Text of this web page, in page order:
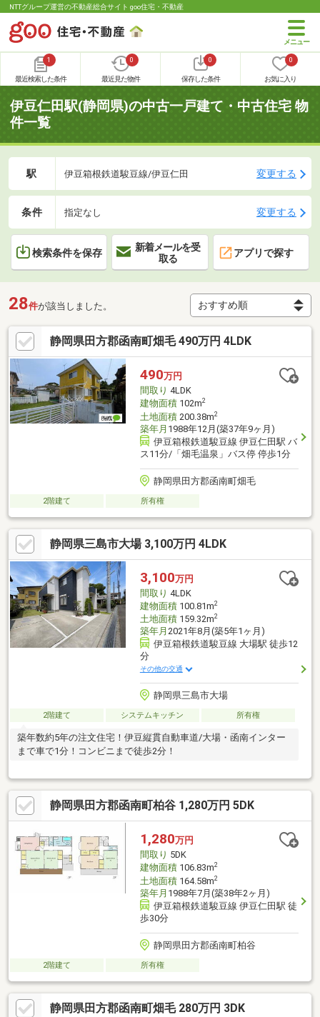
NTTグループ運営の不動産総合サイト goo住宅・不動産
1
最近検索した条件
0
最近見た物件
0
保存した条件
0
お気に入り
伊豆仁田駅(静岡県)の中古一戸建て・中古住宅 物
件一覧
駅 伊豆箱根鉄道駿豆線/伊豆仁田 変更する
条件 指定なし 変更する
検索条件を保存
新着メールを受
取る
アプリで探す
28件が該当しました。
静岡県田方郡函南町畑毛 490万円 4LDK
490万円
間取り 4LDK
建物面積102m2
土地面積200.38m2
築年月 1988年12月(築37年9ヶ月)
伊豆箱根鉄道駿豆線 伊豆仁田駅 バ
ス11分/「畑毛温泉」バス停 停歩1分
静岡県田方郡函南町畑毛
2階建て 所有権
静岡県三島市大場 3,100万円 4LDK
3,100万円
間取り 4LDK
建物面積100.81m2
土地面積159.32m2
築年月 2021年8月(築5年1ヶ月)
伊豆箱根鉄道駿豆線 大場駅 徒歩12
分
その他の交通
静岡県三島市大場
2階建て システムキッチン 所有権
築年数約5年の注文住宅！伊豆縦貫自動車道/大場・函南インター
まで車で1分！コンビニまで徒歩2分！
静岡県田方郡函南町柏谷 1,280万円 5DK
1,280万円
間取り 5DK
建物面積106.83m2
土地面積164.58m2
築年月 1988年7月(築38年2ヶ月)
伊豆箱根鉄道駿豆線 伊豆仁田駅 徒
歩30分
静岡県田方郡函南町柏谷
2階建て 所有権
静岡県田方郡函南町畑毛 280万円 3DK